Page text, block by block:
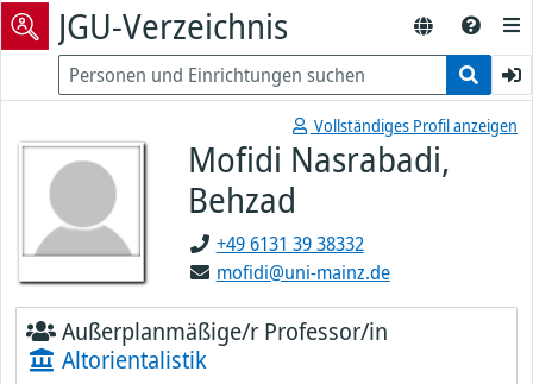
JGU-Verzeichnis
Vollständiges Profil anzeigen
Mofidi Nasrabadi,
Behzad
+49 6131 39 38332
mofidi@uni-mainz.de
Außerplanmäßige/r Professor/in
Altorientalistik